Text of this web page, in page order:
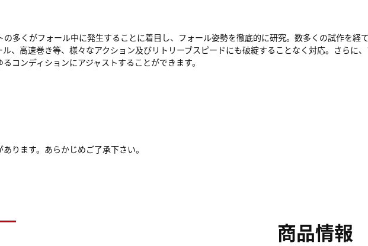
の多くがフォール中に発生することに着目し、フォール姿勢を徹底的に研究。数多くの試作を
、高速巻き等、様々なアクション及びリトリーブスピードにも破綻することなく対応。さらに
コンディションにアジャストすることができます。
ります。あらかじめご了承下さい。
商品情報